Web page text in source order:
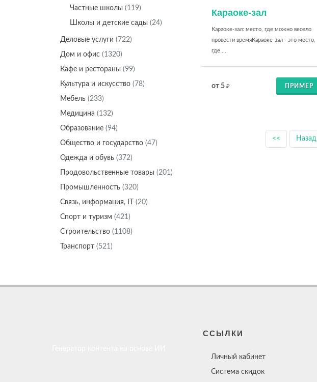
Частные школы (119)
Школы и детские сады (24)
Деловые услуги (722)
Дом и офис (1320)
Кафе и рестораны (99)
Культура и искусство (78)
Мебель (233)
Медицина (132)
Образование (94)
Общество и государство (47)
Одежда и обувь (372)
Продовольственные товары (201)
Промышленность (320)
Связь, информация, IT (20)
Спорт и туризм (421)
Строительство (1108)
Транспорт (521)
Караоке-зал
Караоке-зал: место, где можно весело
провести времяКараоке-зал - это место,
где ...
от 5 ₽ ПРИМЕР
<< Назад
ССЫЛКИ
Личный кабинет
Система скидок